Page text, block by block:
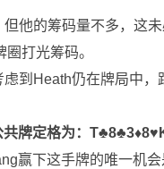
他的筹码量不多，这
打光筹码。
到Heath仍在牌局中，
牌定格为：T♣8♣
赢下这手牌的唯一机